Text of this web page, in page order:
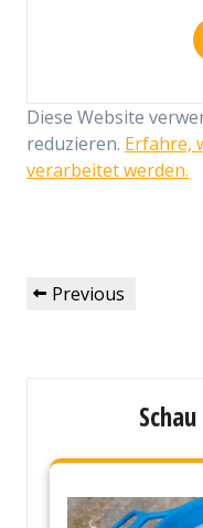
Diese Website
reduzieren. Erfahre,
verarbeitet werden.
Previous
Previous